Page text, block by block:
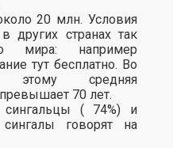
20 млн. Условия
других странах так
мира: например
тут бесплатно. Во
этому средняя
70 лет.
сингальцы ( 74%) и
говорят на